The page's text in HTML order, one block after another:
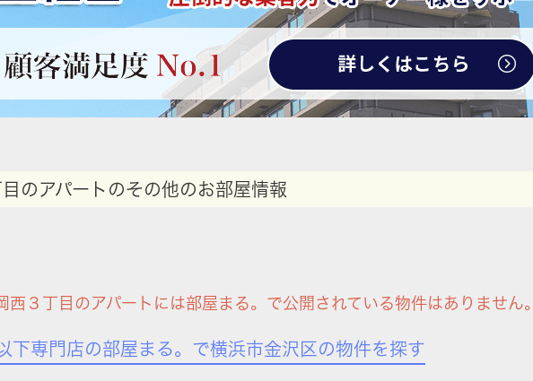
のアパートのその他のお部屋情報
西３丁目のアパートには部屋まる。で公開されている物件はありません。
下専門店の部屋まる。で横浜市金沢区の物件を探す